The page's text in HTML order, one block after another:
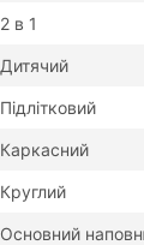
2 в 1
Дитячий
Підлітковий
Каркасний
Круглий
Основний